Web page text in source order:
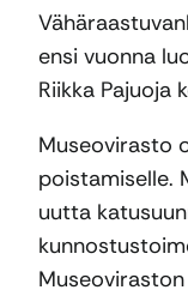
ensi vuonna
Riikka Pajuoja
Museovirasto
poistamiselle.
uutta
Museoviraston